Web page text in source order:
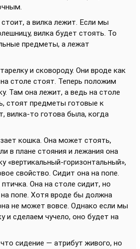
а вилка лежит. Если мы
вилка будет стоять. То
предметы, а лежат
и сковороду. Они вроде как
столе стоят. Теперь положим
Там она лежит, а ведь на столе
стоят предметы готовые к
вилка-то готова была, когда
кошка. Она может стоять,
в плане стояния и лежания она
«вертикальный-горизонтальный»,
свойство. Сидит она на попе.
Она на столе сидит, но
на попе. Хотя вроде бы должна
не может вовсе. Однако если мы
и сделаем чучело, оно будет на
сидение — атрибут живого, но